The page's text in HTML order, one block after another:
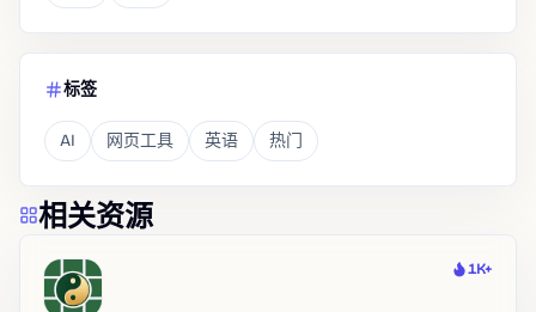
标签
AI 网页工具 英语 热门
相关资源
热度
1K+